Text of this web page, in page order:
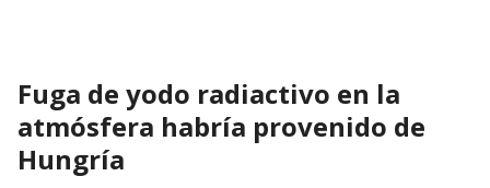
Fuga de yodo radiactivo en la
atmósfera habría provenido de
Hungría